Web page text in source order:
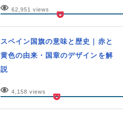
62,951 views
スペイン国旗の意味と歴史｜赤と
黄色の由来・国章のデザインを解
説
4,158 views